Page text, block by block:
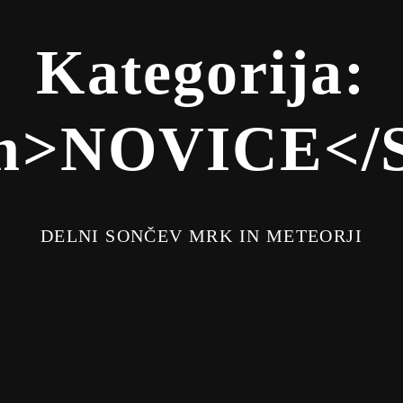
Kategorija:
DELNI SONČEV MRK IN METEORJI